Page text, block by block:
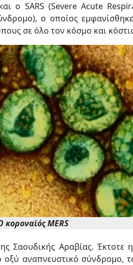
ο SARS (Severe Acute
ο οποίος
σε όλο τον κόσμο και
κοροναϊός MERS
Σαουδικής Αραβίας. Έκτοτε
οξύ αναπνευστικό σύνδρομο,